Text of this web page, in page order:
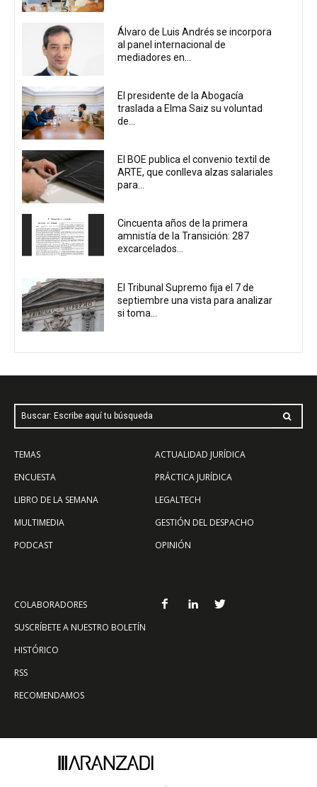
Álvaro de Luis Andrés se incorpora
al panel internacional de
mediadores en...
El presidente de la Abogacía
traslada a Elma Saiz su voluntad
de...
El BOE publica el convenio textil de
ARTE, que conlleva alzas salariales
para...
Cincuenta años de la primera
amnistía de la Transición: 287
excarcelados...
El Tribunal Supremo fija el 7 de
septiembre una vista para analizar
si toma...
Buscar: Escribe aquí tu búsqueda
TEMAS
ENCUESTA
LIBRO DE LA SEMANA
MULTIMEDIA
PODCAST
ACTUALIDAD JURÍDICA
PRÁCTICA JURÍDICA
LEGALTECH
GESTIÓN DEL DESPACHO
OPINIÓN
COLABORADORES
SUSCRÍBETE A NUESTRO BOLETÍN
HISTÓRICO
RSS
RECOMENDAMOS